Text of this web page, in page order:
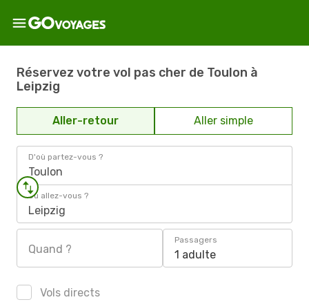
Réservez votre vol pas cher de Toulon à
Leipzig
Aller-retour Aller simple
D'où partez-vous ?
Toulon
Où allez-vous ?
Leipzig
Quand ?
Passagers
1 adulte
Vols directs